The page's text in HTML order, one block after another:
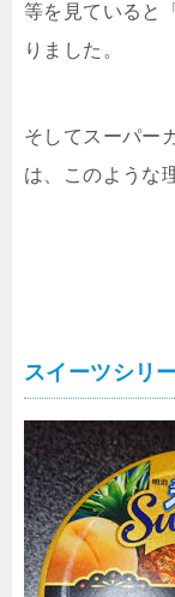
等を見ていると
りました。
そしてスーパー
は、このような
スイーツシリ